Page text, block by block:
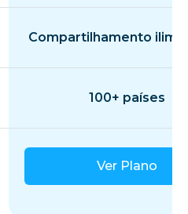
Compartilhamento
100+ países
Ver Plano